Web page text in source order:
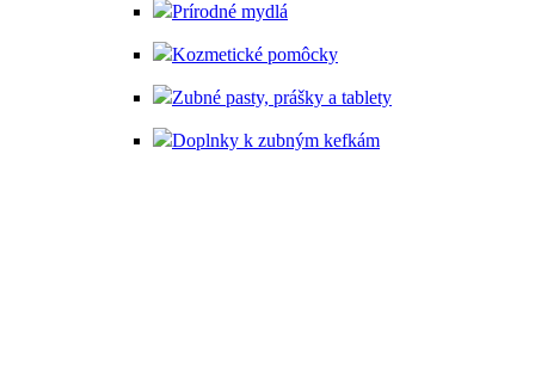
Prírodné mydlá
Kozmetické pomôcky
Zubné pasty, prášky a tablety
Doplnky k zubným kefkám